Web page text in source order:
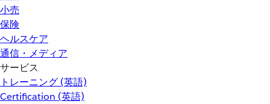
小売
保険
ヘルスケア
通信・メディア
サービス
トレーニング (英語)
Certification (英語)